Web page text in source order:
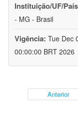
Instituição/UF/
- MG - Brasil
Vigência: Tue Dec
00:00:00 BRT 2026
Anterior